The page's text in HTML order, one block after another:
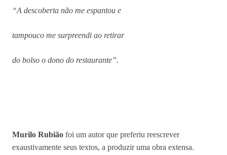
“A descoberta não me espantou e
tampouco me surpreendi ao retirar
do bolso o dono do restaurante”.
Murilo Rubião foi um autor que preferiu reescrever
exaustivamente seus textos, a produzir uma obra extensa.